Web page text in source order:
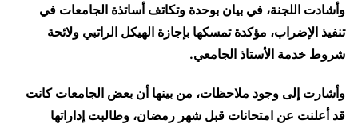
وأشادت اللجنة، في بيان بوحدة وتكاتف أساتذة الجامعات في
تنفيذ الإضراب، مؤكدة تمسكها بإجازة الهيكل الراتبي ولائحة
شروط خدمة الأستاذ الجامعي.
وأشارت إلى وجود ملاحظات، من بينها أن بعض الجامعات كانت
قد أعلنت عن امتحانات قبل شهر رمضان، وطالبت إداراتها